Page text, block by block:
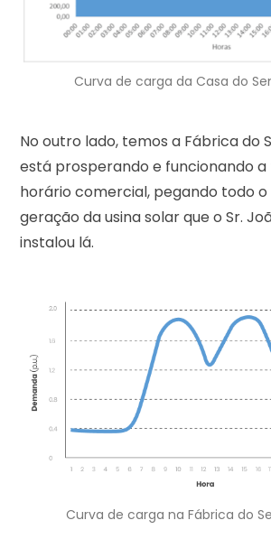
Curva de carga da Casa do
No outro lado, temos a Fábrica do
está prosperando e funcionando
horário comercial, pegando todo
geração da usina solar que o Sr.
instalou lá.
Curva de carga na Fábrica do